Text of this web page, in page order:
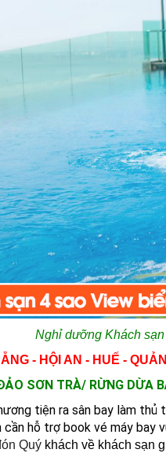
Nghỉ dưỡng Khách
- HỘI AN - HUẾ -
SƠN TRÀ/ RỪNG DỪA
tiện ra sân bay làm thủ
cần hỗ trợ book vé máy bay
Quý khách về khách sạn